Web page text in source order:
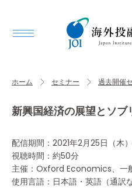
ホーム セミナー 過去開催
新興国経済の展望とソブ
配信期間：2021年2月25日（木）
視聴時間：約50分
主催：Oxford Economics、一
使用言語：日本語・英語（通訳な